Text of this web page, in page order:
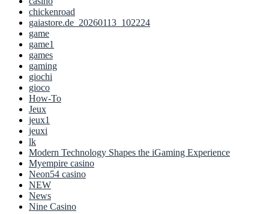
chickenroad
gaiastore.de_20260113_102224
game
game1
games
gaming
giochi
gioco
How-To
Jeux
jeux1
jeuxi
lk
Modern Technology Shapes the iGaming Experience
Myempire casino
Neon54 casino
NEW
News
Nine Casino